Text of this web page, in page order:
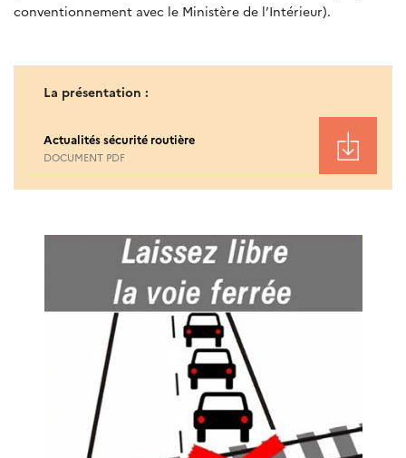
conventionnement avec le Ministère de l’Intérieur).
La présentation :
Actualités sécurité routière
DOCUMENT PDF